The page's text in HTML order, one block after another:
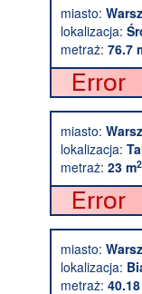
miasto:
lokalizacja:
metraż: 76.7
miasto:
lokalizacja:
metraż: 23 m2
miasto:
lokalizacja:
metraż: